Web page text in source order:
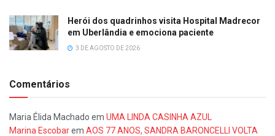
Herói dos quadrinhos visita Hospital Madrecor
em Uberlândia e emociona paciente
3 DE AGOSTO DE 2026
Comentários
Maria Élida Machado em UMA LINDA CASINHA AZUL
Marina Escobarem AOS 77 ANOS, SANDRA BARONCELLI VOLTA